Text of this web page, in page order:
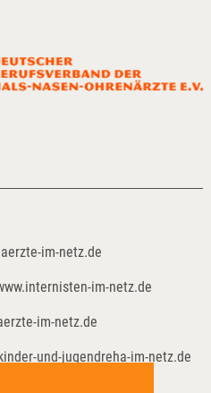
im-netz.de
im-netz.de
im-netz.de
und-jugendreha-im-netz.de